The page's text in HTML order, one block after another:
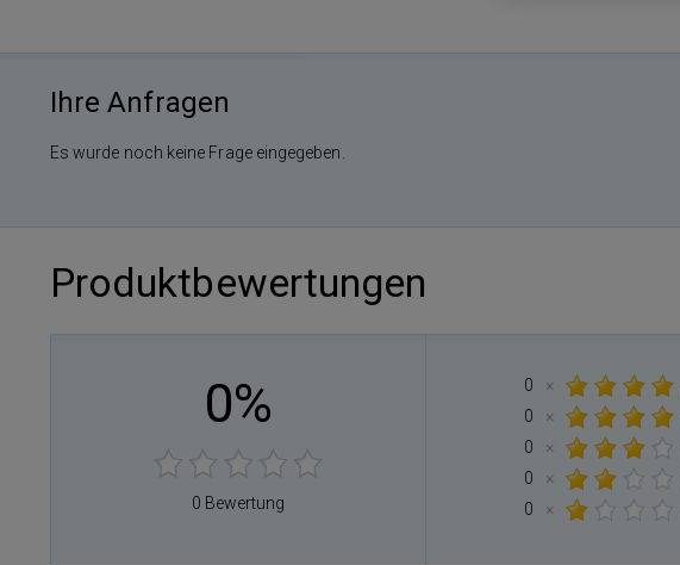
Ihre Anfragen
Es wurde noch keine Frage eingegeben.
Produktbewertungen
0%
0 Bewertung
0
×
0
×
0
×
0
×
0
×